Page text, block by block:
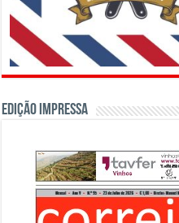
Edição Impressa